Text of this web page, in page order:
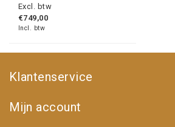
Excl. btw
€749,00
Incl. btw
Klantenservice
Mijn account